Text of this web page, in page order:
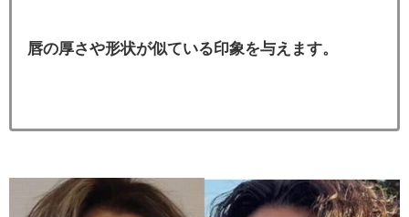
唇の厚さや形状が似ている印象を与えます。